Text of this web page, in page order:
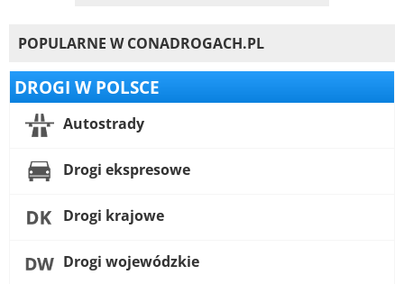
POPULARNE W CONADROGACH.PL
DROGI W POLSCE
Autostrady
Drogi ekspresowe
Drogi krajowe
Drogi wojewódzkie